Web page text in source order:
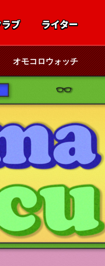
ブ ライター
オモコロウォッチ